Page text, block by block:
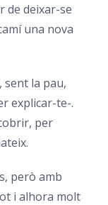
de deixar-se
una nova
sent la pau,
explicar-te-.
per
però amb
i alhora molt